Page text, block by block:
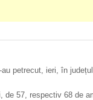
petrecut, ieri, în
de 57, respectiv 68 de